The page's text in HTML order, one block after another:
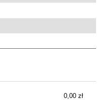
płatności
0,00 zł